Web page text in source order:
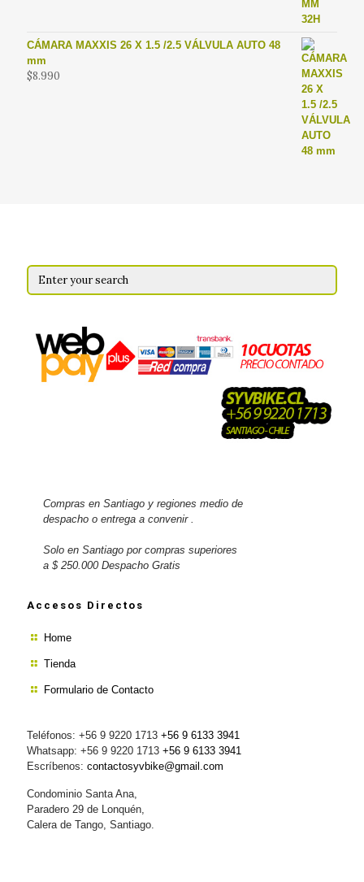
CÁMARA MAXXIS 26 X 1.5 /2.5 VÁLVULA AUTO 48
mm
$8.990
Compras en Santiago y regiones medio de
despacho o entrega a convenir .
Solo en Santiago por compras superiores
a $ 250.000 Despacho Gratis
Accesos Directos
Home
Tienda
Formulario de Contacto
Teléfonos: +56 9 9220 1713 +56 9 6133 3941
Whatsapp: +56 9 9220 1713 +56 9 6133 3941
Escríbenos: contactosyvbike@gmail.com
Condominio Santa Ana,
Paradero 29 de Lonquén,
Calera de Tango, Santiago.